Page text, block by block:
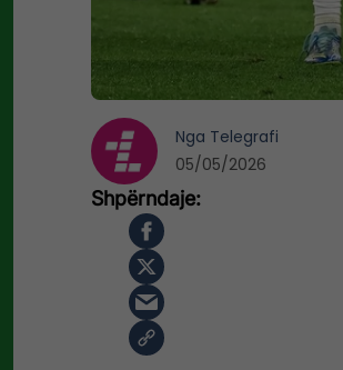
Nga Telegrafi
05/05/2026